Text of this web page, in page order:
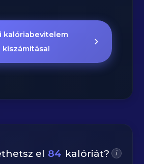
kalóriabevitelem
kiszámítása!
el 84 kalóriát? i